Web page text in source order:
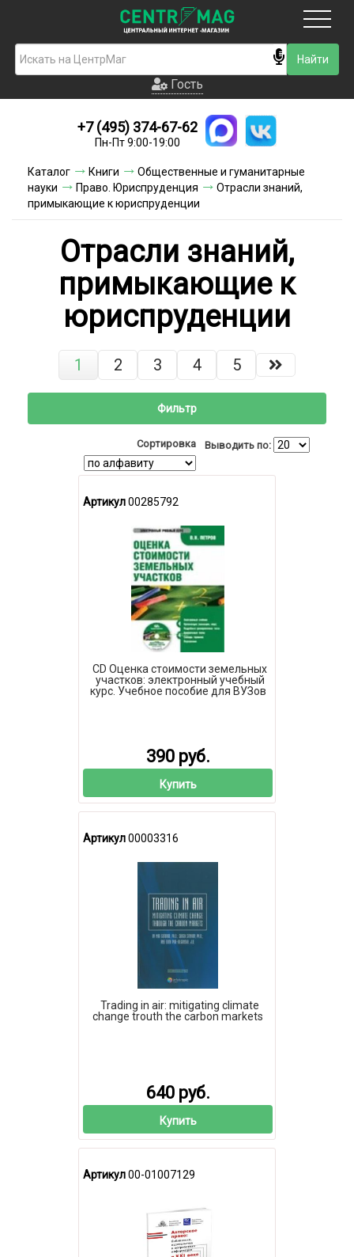
Гость
Новинки
Условия доставки
Условия оплаты
Гость
+7 (495) 374-67-62
Пн-Пт 9:00-19:00
Каталог Книги
Общественные и гуманитарные
науки
Право. Юриспруденция
Отрасли знаний,
примыкающие к юриспруденции
Отрасли знаний,
примыкающие к
юриспруденции
1 2 3 4 5
Фильтр
Сортировка Выводить по:
Артикул00285792
CD Оценка стоимости земельных
участков: электронный учебный
курс. Учебное пособие для ВУЗов
390 руб.
Купить
Артикул00003316
Trading in air: mitigating climate
change trouth the carbon markets
640 руб.
Купить
Артикул00-01007129